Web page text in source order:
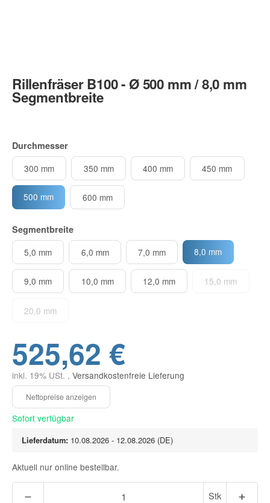
Rillenfräser B100 - Ø 500 mm / 8,0 mm
Segmentbreite
Durchmesser
300 mm
350 mm 400 mm 450 mm
500 mm 600 mm
Segmentbreite
5,0 mm
6,0 mm 7,0 mm 8,0 mm
9,0 mm 10,0 mm 12,0 mm 15,0 mm
20,0 mm
525,62 €
inkl. 19% USt. , Versandkostenfreie Lieferung
Sofort verfügbar
Lieferdatum: 10.08.2026 - 12.08.2026 (DE)
Aktuell nur online bestellbar.
Stk